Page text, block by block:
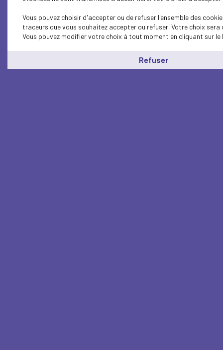
Vous pouvez choisir d'accepter ou de refuser l'ensemble des
traceurs que vous souhaitez accepter ou refuser. Votre choix
Vous pouvez modifier votre choix à tout moment en cliquant sur le
Refuser